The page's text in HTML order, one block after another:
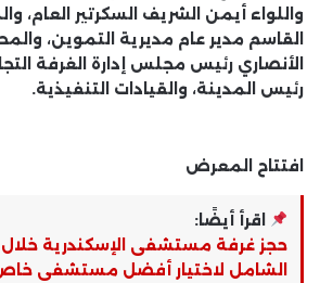
واللواء أيمن الشريف السكرتير العام،
القاسم مدير عام مديرية التموين،
الأنصاري رئيس مجلس إدارة الغرفة
رئيس المدينة، والقيادات التنفيذية.
افتتاح المعرض
اقرأ أيضًا:
حجز غرفة مستشفى الإسكندرية
الشامل لاختيار أفضل مستشفى